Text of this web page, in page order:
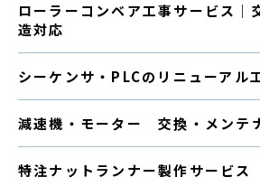
ローラーコンベア工事サービス｜
造対応
シーケンサ・PLCのリニューアル
減速機・モーター 交換・メンテ
特注ナットランナー製作サービス